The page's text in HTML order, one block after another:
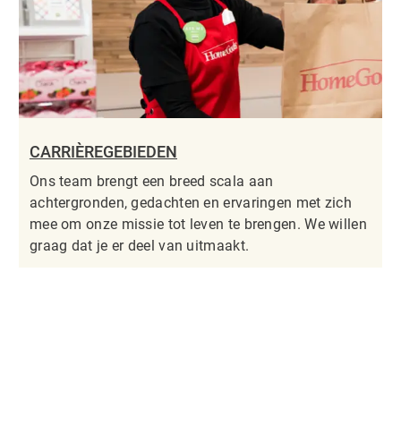
CARRIÈREGEBIEDEN
Ons team brengt een breed scala aan
achtergronden, gedachten en ervaringen met zich
mee om onze missie tot leven te brengen. We willen
graag dat je er deel van uitmaakt.